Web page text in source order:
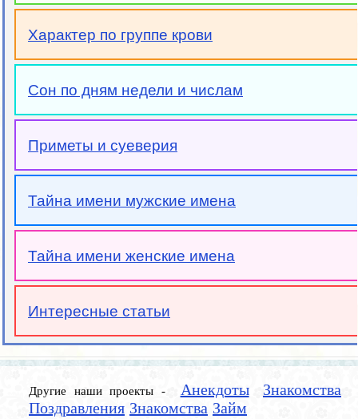
Характер по группе крови
Сон по дням недели и числам
Приметы и суеверия
Тайна имени мужские имена
Тайна имени женские имена
Интересные статьи
Другие наши проекты - Анекдоты
Знакомства
Поздравления Знакомства Займ